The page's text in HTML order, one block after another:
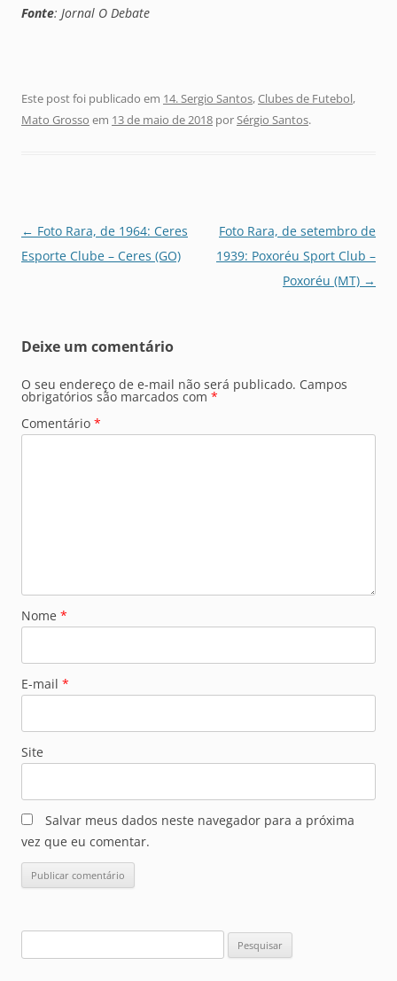
Fonte: Jornal O Debate
Este post foi publicado em 14. Sergio Santos,Clubes de Futebol,
Mato Grosso em 13 de maio de 2018 porSérgio Santos.
Navegação
de
← Foto Rara, de 1964: Ceres
Esporte Clube – Ceres (GO)
Foto Rara, de setembro de
1939: Poxoréu Sport Club –
Poxoréu (MT) →
Deixe um comentário
O seu endereço de e-mail não será publicado. Campos
obrigatórios são marcados com *
Comentário *
Nome *
E-mail *
Site
Salvar meus dados neste navegador para a próxima
vez que eu comentar.
por: